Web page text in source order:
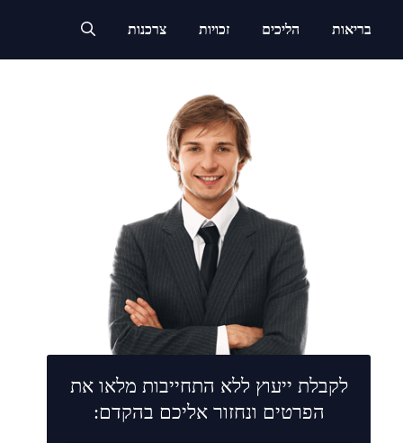
בריאות הליכים זכויות צרכנות
לקבלת ייעוץ ללא התחייבות מלאו את
הפרטים ונחזור אליכם בהקדם: